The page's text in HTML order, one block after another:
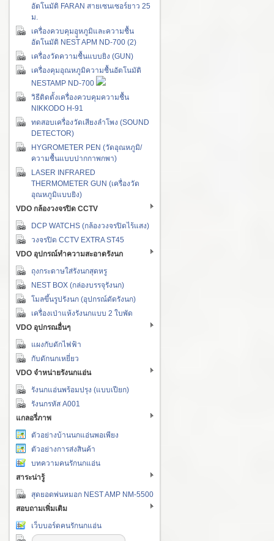
อัตโนมัติ FARAN สายเซนเซอร์ยาว 25
ม.
เครื่องควบคุมอุูหภูมิและความชื้น
อัตโนมัติ NEST APM ND-700 (2)
เครื่องวัดความชื้นแบบยิง (GUN)
เครื่องคุมอุณหภูมิความชื้นอัตโนมัติ
NESTAMP ND-700
วิธีติดตั้งเครื่องควบคุมความชื้น
NIKKODO H-91
ทดสอบเครื่องวัดเสียงลำโพง (SOUND
DETECTOR)
HYGROMETER PEN (วัดอุณหภูมิ/
ความชื้นแบบปากกาพกพา)
LASER INFRARED
THERMOMETER GUN (เครื่องวัด
อุณหภูมิแบบยิง)
VDO กล้องวงจรปิด CCTV
DCP WATCHS (กล้องวงจรปิดไร้แสง)
วงจรปิด CCTV EXTRA ST45
VDO อุปกรณ์ทำความสะอาดรังนก
ถุงกระดาษใส่รังนกสุดหรู
NEST BOX (กล่องบรรจุรังนก)
โมลขึ้นรูปรังนก (อุปกรณ์ดัดรังนก)
เครื่องเป่าแห้งรังนกแบบ 2 ใบพัด
VDO อุปกรณอื่นๆ
แผงกับดักไฟฟ้า
กับดักนกเหยี่ยว
VDO จำหน่ายรังนกแอ่น
รังนกแอ่นพร้อมปรุง (แบบเปียก)
รังนกรหัส A001
แกลอรี่ภาพ
ตัวอย่างบ้านนกแอ่นพอเพียง
ตัวอย่างการส่งสินค้า
บทความคนรักนกแอ่น
สาระน่ารู้
สุดยอดพ่นหมอก NEST AMP NM-5500
สอบถามเพิ่มเติม
เว็บบอร์ดคนรักนกแอ่น